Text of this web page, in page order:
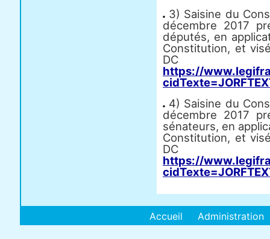
3) Saisine du
décembre 2017
députés, en
Constitution, et
DC
https://
4) Saisine du
décembre 2017
sénateurs, en
Constitution, et
DC
https://
Accueil Administration